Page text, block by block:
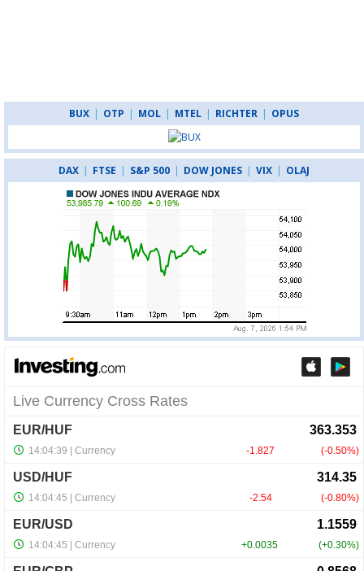
BUX | OTP | MOL | MTEL | RICHTER | OPUS
DAX | FTSE | S&P 500 | DOW JONES | VIX | OLAJ